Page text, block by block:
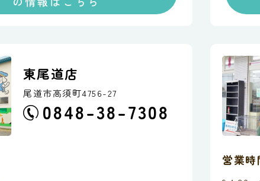
東尾道店
尾道市高須町4756-27
0848-38-7308
営業時